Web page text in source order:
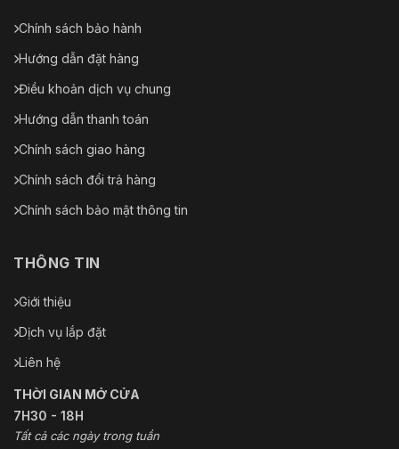
Chính sách bảo hành
Hướng dẫn đặt hàng
Điều khoản dịch vụ chung
Hướng dẫn thanh toán
Chính sách giao hàng
Chính sách đổi trả hàng
Chính sách bảo mật thông tin
THÔNG TIN
Giới thiệu
Dịch vụ lắp đặt
Liên hệ
THỜI GIAN MỞ CỬA
7H30 - 18H
Tất cả các ngày trong tuần